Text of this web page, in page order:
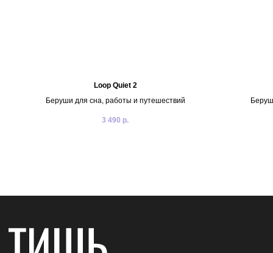
Loop Quiet 2
Беруши для сна, работы и путешествий
3 490 р.
Политика конфиденциальности
© ТИШЬ 2025 Все права защищены
Покупателям